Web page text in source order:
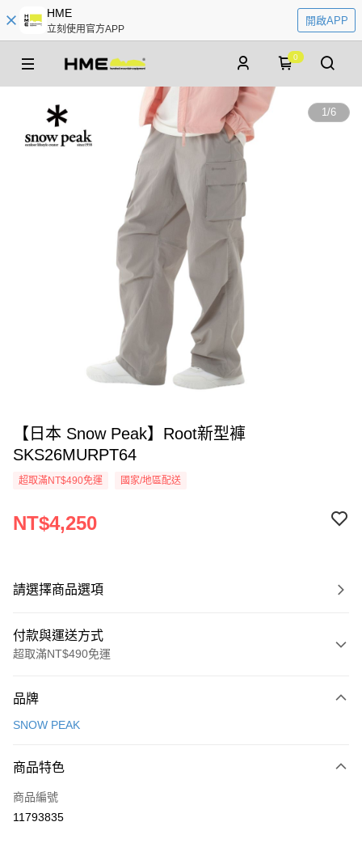
HME
立刻使用官方APP
開啟APP
0
1/6
【日本 Snow Peak】Root新型褲
SKS26MURPT64
超取滿NT$490免運 國家/地區配送
NT$4,250
請選擇商品選項
付款與運送方式
超取滿NT$490免運
信用卡一次付款
3 期 0 利率 每期
合作金庫商業銀行
上海商業儲蓄銀行
超商取貨付款
LINE Pay
品牌
SNOW PEAK
商品特色
商品編號
11793835